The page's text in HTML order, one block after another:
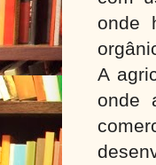
onde
A
onde